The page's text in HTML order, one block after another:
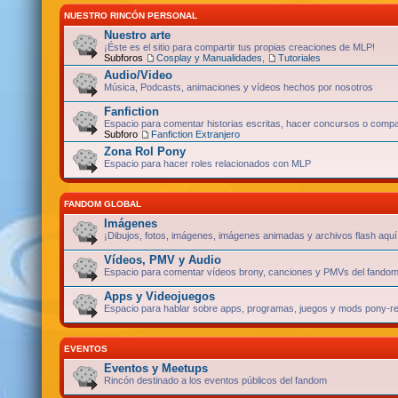
NUESTRO RINCÓN PERSONAL
Nuestro arte
¡Éste es el sitio para compartir tus propias creaciones de MLP!
Subforos
Cosplay y Manualidades Tutoriales
Audio/Video
Música, Podcasts, animaciones y vídeos hechos por nosotros
Fanfiction
Espacio para comentar historias escritas, hacer concursos o
Subforo
Fanfiction Extranjero
Zona Rol Pony
Espacio para hacer roles relacionados con MLP
FANDOM GLOBAL
Imágenes
¡Dibujos, fotos, imágenes, imágenes animadas y archivos flash
Vídeos, PMV y Audio
Espacio para comentar vídeos brony, canciones y PMVs del
Apps y Videojuegos
Espacio para hablar sobre apps, programas, juegos y mods pony-
EVENTOS
Eventos y Meetups
Rincón destinado a los eventos públicos del fandom